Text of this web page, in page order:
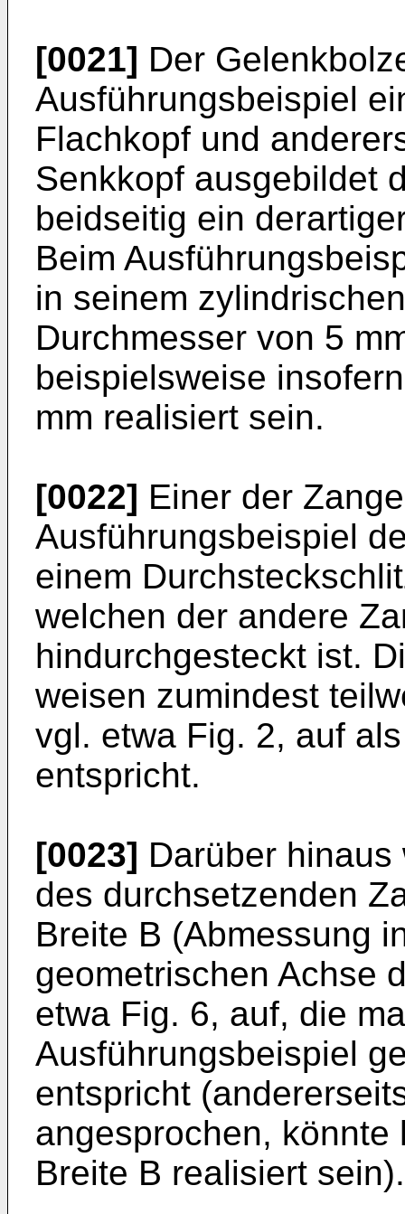
[0021] Der
Ausführungsbeispiel
Flachkopf und
Senkkopf ausgebildet
beidseitig ein
Beim
in seinem
Durchmesser von 5
beispielsweise
mm realisiert sein.
[0022] Einer der
Ausführungsbeispiel
einem
welchen der andere
hindurchgesteckt ist.
weisen zumindest
vgl. etwa Fig. 2, auf
entspricht.
[0023] Darüber
des durchsetzenden
Breite B (Abmessung
geometrischen Achse
etwa Fig. 6, auf, die
Ausführungsbeispiel
entspricht
angesprochen,
Breite B realisiert sein).